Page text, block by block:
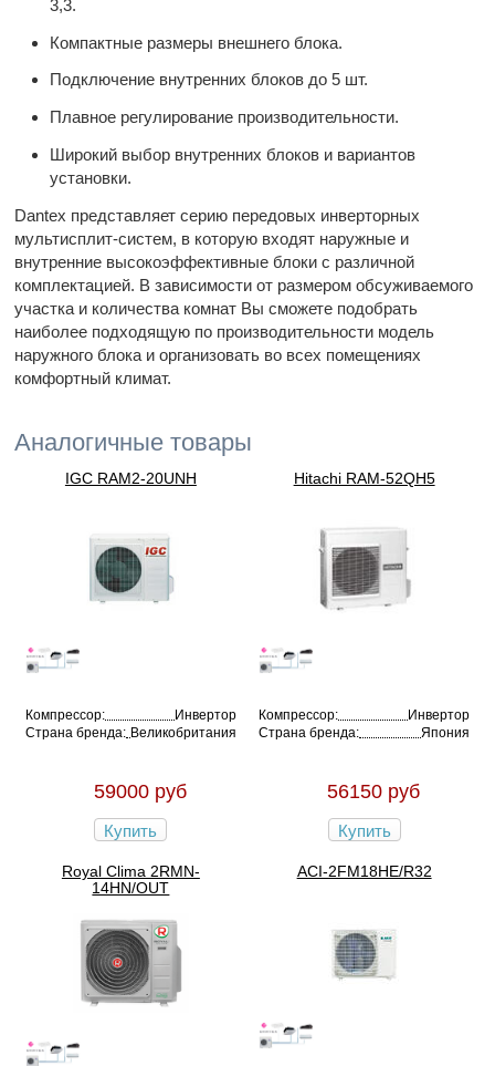
3,3.
Компактные размеры внешнего блока.
Подключение внутренних блоков до 5 шт.
Плавное регулирование производительности.
Широкий выбор внутренних блоков и вариантов
установки.
Dantex представляет серию передовых инверторных
мультисплит-систем, в которую входят наружные и
внутренние высокоэффективные блоки с различной
комплектацией. В зависимости от размером обсуживаемого
участка и количества комнат Вы сможете подобрать
наиболее подходящую по производительности модель
наружного блока и организовать во всех помещениях
комфортный климат.
Аналогичные товары
IGC RAM2-20UNH
Компрессор:
Инвертор
Страна бренда: Великобритания
59000 руб
Купить
Hitachi RAM-52QH5
Компрессор:
Инвертор
Страна бренда:
Япония
56150 руб
Купить
Royal Clima 2RMN-
14HN/OUT
ACI-2FM18HE/R32